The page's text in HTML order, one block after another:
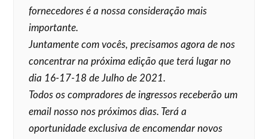
fornecedores é a nossa consideração mais
importante.
Juntamente com vocês, precisamos agora de nos
concentrar na próxima edição que terá lugar no
dia 16-17-18 de Julho de 2021.
Todos os compradores de ingressos receberão um
email nosso nos próximos dias. Terá a
oportunidade exclusiva de encomendar novos